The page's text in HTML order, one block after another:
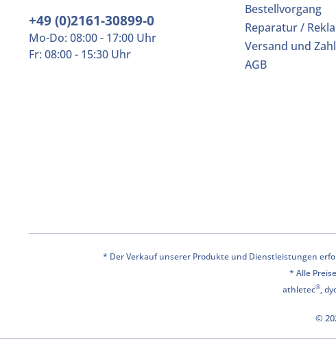
+49 (0)2161-30899-0
Mo-Do: 08:00 - 17:00 Uhr
Fr: 08:00 - 15:30 Uhr
Bestellvorgang
Reparatur /
Versand und
AGB
* Der Verkauf unserer Produkte und Dienstleistungen
* Alle
athletec®,
©